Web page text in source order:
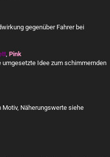
gegenüber Fahrer bei
, Pink
Idee zum schimmernden
Näherungswerte siehe